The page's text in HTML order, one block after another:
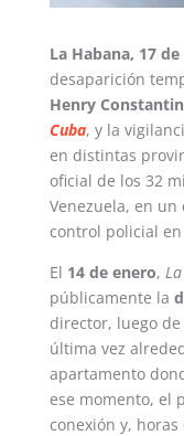
La Habana, 17
desaparición
Henry Constantin
Cuba, y la
en distintas
oficial de los 32
Venezuela, en
control policial
El 14 de enero,
públicamente la
director, luego
última vez
apartamento
ese momento, el
conexión y,